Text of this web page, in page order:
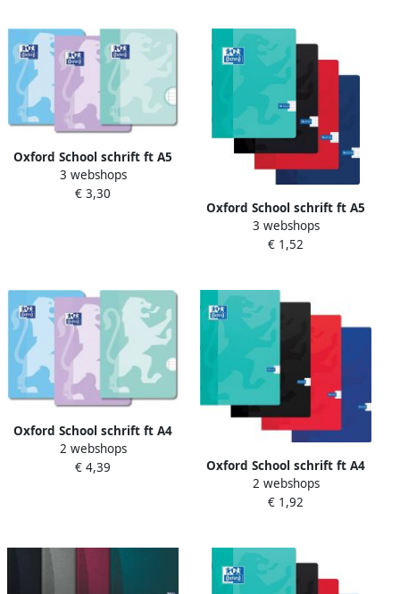
Oxford School schrift ft A5
72 bladzijden met kantlijn
gelijnd assorti pak van 3
3 webshops
€ 3,30
Oxford School schrift ft A5
72 bladzijden geruit 5 mm
geassorteerde kleuren
3 webshops
€ 1,52
Oxford School schrift ft A4
72 bladzijden met kantlijn
gelijnd assorti pak van 3
2 webshops
€ 4,39
Oxford School schrift ft A4
72 bladzijden geruit 10 mm
geassorteerde kleuren
2 webshops
€ 1,92